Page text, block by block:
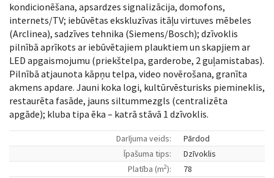
Pakalpojumi
Kontakti
kondicionēšana, apsardzes signalizācija, domofons,
internets/TV; iebūvētas ekskluzīvas itāļu virtuves mēbeles
(Arclinea), sadzīves tehnika (Siemens/Bosch); dzīvoklis
pilnībā aprīkots ar iebūvētajiem plauktiem un skapjiem ar
LED apgaismojumu (priekštelpa, garderobe, 2 guļamistabas).
Pilnībā atjaunota kāpņu telpa, video novērošana, granīta
akmens apdare. Jauni koka logi, kultūrvēsturisks piemineklis,
restaurēta fasāde, jauns siltummezgls (centralizēta
apgāde); kluba tipa ēka – katrā stāvā 1 dzīvoklis.
Darījuma veids:
Pārdod
Īpašuma tips:
Dzīvoklis
Platība (m2):
78